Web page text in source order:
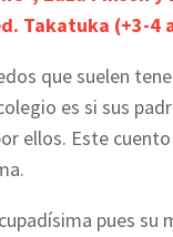
Takatuka (+3-4
que suelen
es si sus
ellos. Este
pues su